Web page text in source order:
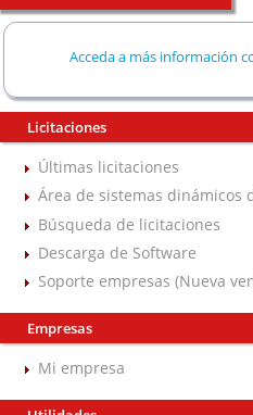
Acceda a más información
Licitaciones
Últimas licitaciones
Área de sistemas dinámicos
Búsqueda de licitaciones
Descarga de Software
Soporte empresas (Nueva
Empresas
Mi empresa